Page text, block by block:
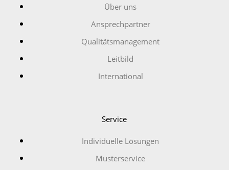
Über uns
Ansprechpartner
Qualitätsmanagement
Leitbild
International
Service
Individuelle Lösungen
Musterservice